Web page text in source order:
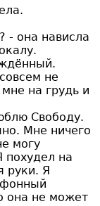
- она нависла
не
на грудь и
Свободу.
Мне ничего
могу
похудел на
руки. Я
она не может